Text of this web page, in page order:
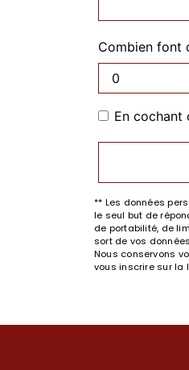
Combien font
En cochant
** Les données
le seul but de
de portabilité, de
sort de vos
Nous conservons
vous inscrire sur la